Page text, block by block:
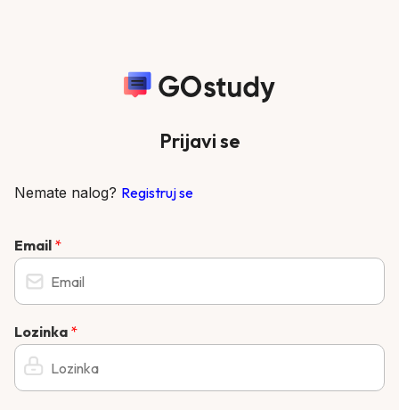
Prijavi se
Nemate nalog? Registruj se
Email *
Lozinka *